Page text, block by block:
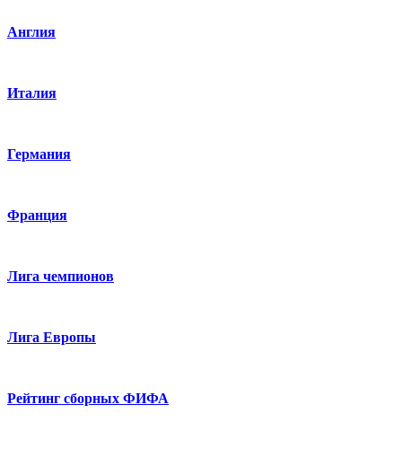
Англия
Италия
Германия
Франция
Лига чемпионов
Лига Европы
Рейтинг сборных ФИФА